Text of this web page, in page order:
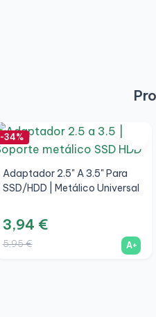
-34%
Adaptador 2.5" A 3.5" Para
SSD/HDD | Metálico Universal
3,94 €
5,95 € A+